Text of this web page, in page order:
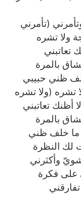
(تأمرني
ولا تشره
تعاتبني
بالمرة
ظني حبيبي
تشره (ولا تشره
أظنك تعاتبني
بالمرة
ما خلف ظني
لك النظرة
وأكثرني
على فكرة